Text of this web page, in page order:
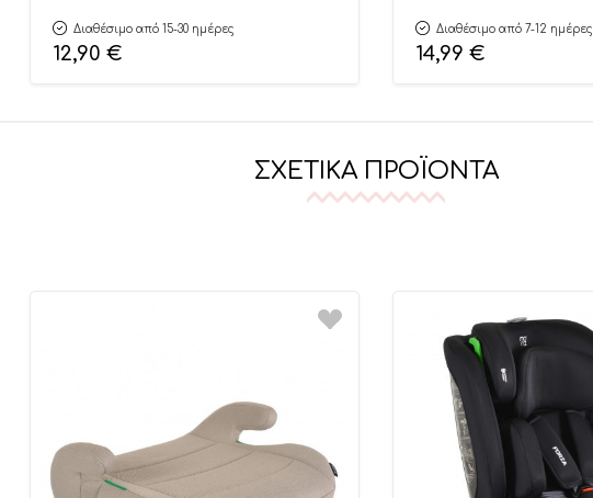
Διαθέσιμο από 15-30 ημέρες
12,90 €
Διαθέσιμο από 7-12 ημέρες
14,99 €
ΣΧΕΤΙΚΆ ΠΡΟΪΌΝΤΑ